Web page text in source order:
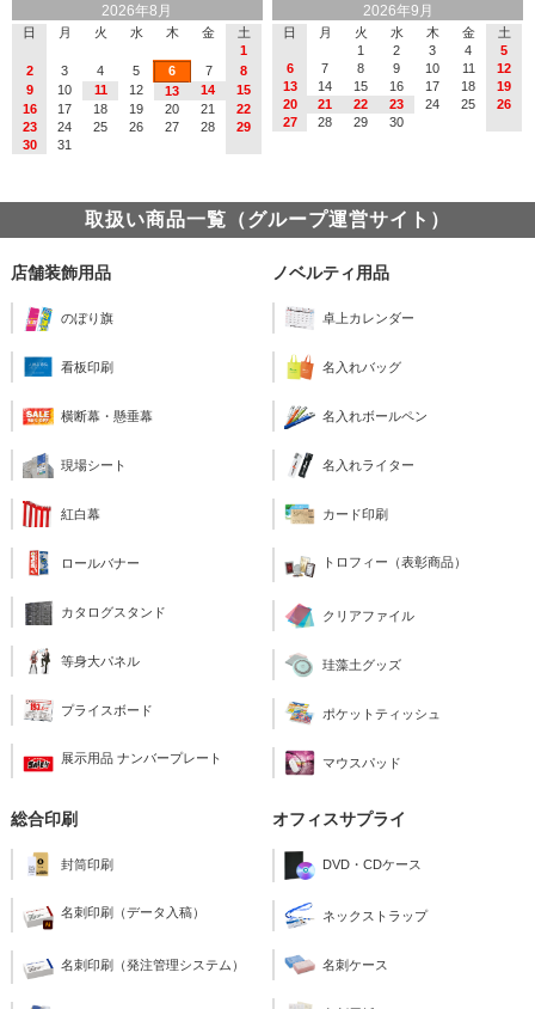
2026年8月
日 月 火 水 木 金
土
1
2
3 4 5 6 7
8
9
10 11 12 13 14
15
16
17 18 19 20 21
22
23
24 25 26 27 28
29
30
31
2026年9月
日 月 火 水 木 金
土
1
2 3 4
5
6
7 8 9 10 11
12
13
14 15 16 17 18
19
20
21 22 23 24 25
26
27
28 29 30
取扱い商品一覧（グループ運営サイト）
店舗装飾用品
のぼり旗
看板印刷
横断幕・懸垂幕
現場シート
紅白幕
ロールバナー
カタログスタンド
等身大パネル
プライスボード
展示用品 ナンバープレート
ノベルティ用品
卓上カレンダー
名入れバッグ
名入れボールペン
名入れライター
カード印刷
トロフィー（表彰商品）
クリアファイル
珪藻土グッズ
ポケットティッシュ
マウスパッド
総合印刷
封筒印刷
名刺印刷（データ入稿）
名刺印刷（発注管理システム）
オフィスサプライ
DVD・CDケース
ネックストラップ
名刺ケース